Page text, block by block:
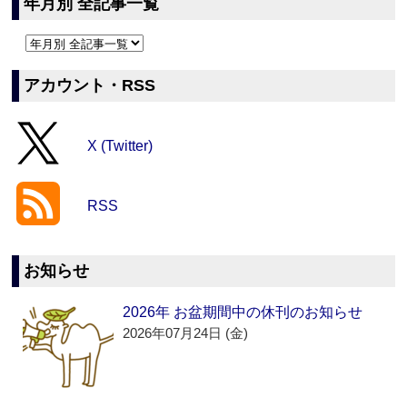
年月別 全記事一覧
アカウント・RSS
X (Twitter)
RSS
お知らせ
2026年 お盆期間中の休刊のお知らせ
2026年07月24日 (金)